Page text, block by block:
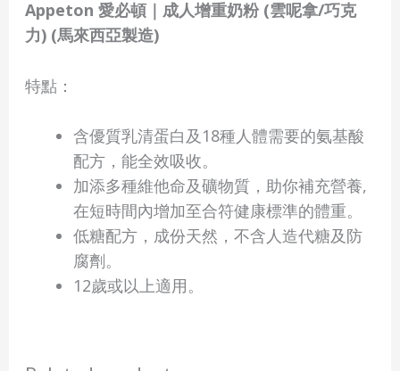
Appeton 愛必頓｜成人增重奶粉 (雲呢拿/巧克
力) (馬來西亞製造)
特點：
含優質乳清蛋白及18種人體需要的氨基酸
配方，能全效吸收。
加添多種維他命及礦物質，助你補充營養,
在短時間內增加至合符健康標準的體重。
低糖配方，成份天然，不含人造代糖及防
腐劑。
12歲或以上適用。